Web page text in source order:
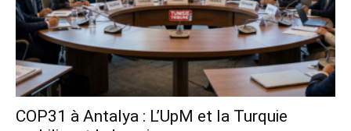
COP31 à Antalya : L’UpM et la Turquie